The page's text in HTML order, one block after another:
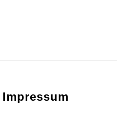
Impressum